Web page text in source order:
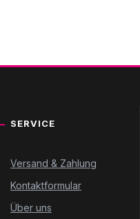
SERVICE
Versand & Zahlung
Kontaktformular
Über uns